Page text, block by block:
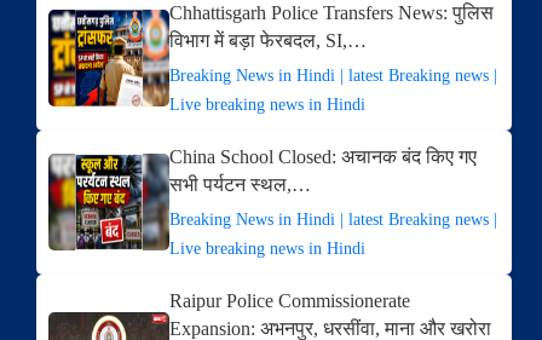
Chhattisgarh Police Transfers News: पुलिस
विभाग में बड़ा फेरबदल, SI,…
Breaking News in Hindi | latest Breaking news |
Live breaking news in Hindi
China School Closed: अचानक बंद किए गए
सभी पर्यटन स्थल,…
Breaking News in Hindi | latest Breaking news |
Live breaking news in Hindi
Raipur Police Commissionerate
Expansion: अभनपुर, धरसींवा, माना और खरोरा